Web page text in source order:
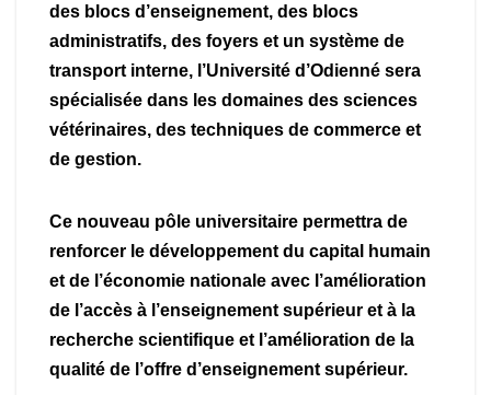
des blocs d’enseignement, des blocs
administratifs, des foyers et un système de
transport interne, l’Université d’Odienné sera
spécialisée dans les domaines des sciences
vétérinaires, des techniques de commerce et
de gestion.
Ce nouveau pôle universitaire permettra de
renforcer le développement du capital humain
et de l’économie nationale avec l’amélioration
de l’accès à l’enseignement supérieur et à la
recherche scientifique et l’amélioration de la
qualité de l’offre d’enseignement supérieur.